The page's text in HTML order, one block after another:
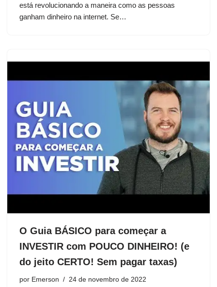
está revolucionando a maneira como as pessoas
ganham dinheiro na internet. Se…
O Guia BÁSICO para começar a
INVESTIR com POUCO DINHEIRO! (e
do jeito CERTO! Sem pagar taxas)
por Emerson 24 de novembro de 2022